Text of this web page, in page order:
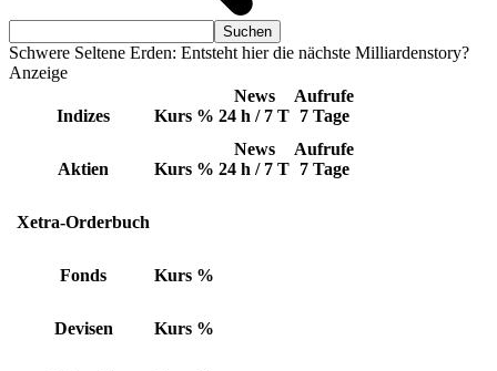
Schwere Seltene Erden: Entsteht hier die nächste Milliardenstory?
Anzeige
Indizes Kurs %
News
24 h / 7 T
Aufrufe
7 Tage
Aktien Kurs %
News
24 h / 7 T
Aufrufe
7 Tage
Xetra-Orderbuch
Fonds Kurs %
Devisen Kurs %